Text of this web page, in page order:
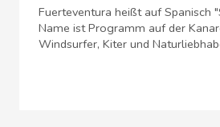
Fuerteventura heißt auf Spanisch
Name ist Programm auf der
Windsurfer, Kiter und